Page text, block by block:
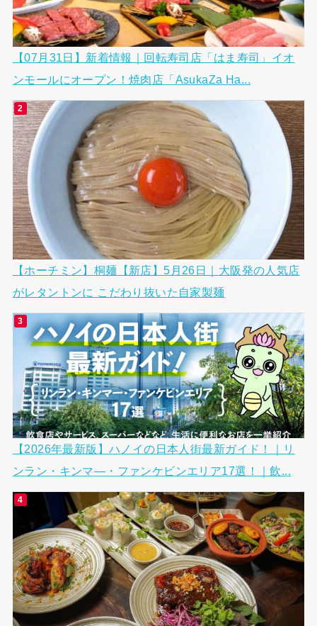
【07月31日】新着情報｜回転寿司店「はま寿司」イオ
ンモールにオープン！焼肉店「AsukaZa Ha...
【ホーチミン】桐麺【新店】5月26日｜大阪発の人気店
がレタントンに こだわり抜いた自家製麺
【2026年最新版】ハノイの日本人街最新ガイド！｜リ
ンラン・キンマ―・ファンケビンエリア17選！｜飲...